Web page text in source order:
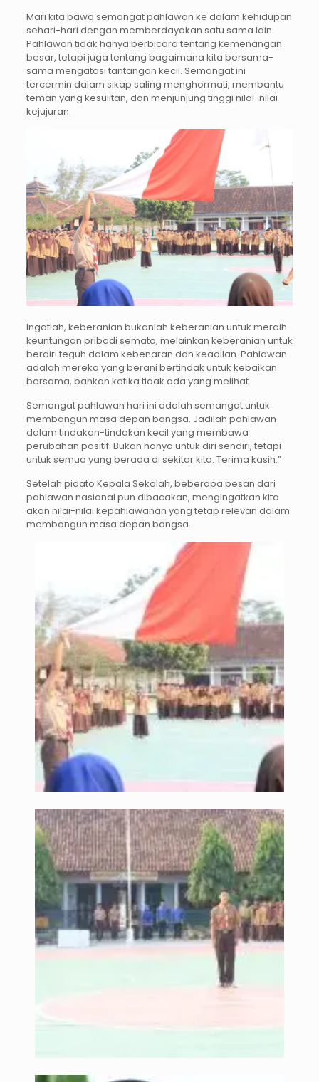
Mari kita bawa semangat pahlawan ke dalam kehidupan
sehari-hari dengan memberdayakan satu sama lain.
Pahlawan tidak hanya berbicara tentang kemenangan
besar, tetapi juga tentang bagaimana kita bersama-
sama mengatasi tantangan kecil. Semangat ini
tercermin dalam sikap saling menghormati, membantu
teman yang kesulitan, dan menjunjung tinggi nilai-nilai
kejujuran.
Ingatlah, keberanian bukanlah keberanian untuk meraih
keuntungan pribadi semata, melainkan keberanian untuk
berdiri teguh dalam kebenaran dan keadilan. Pahlawan
adalah mereka yang berani bertindak untuk kebaikan
bersama, bahkan ketika tidak ada yang melihat.
Semangat pahlawan hari ini adalah semangat untuk
membangun masa depan bangsa. Jadilah pahlawan
dalam tindakan-tindakan kecil yang membawa
perubahan positif. Bukan hanya untuk diri sendiri, tetapi
untuk semua yang berada di sekitar kita. Terima kasih.”
Setelah pidato Kepala Sekolah, beberapa pesan dari
pahlawan nasional pun dibacakan, mengingatkan kita
akan nilai-nilai kepahlawanan yang tetap relevan dalam
membangun masa depan bangsa.